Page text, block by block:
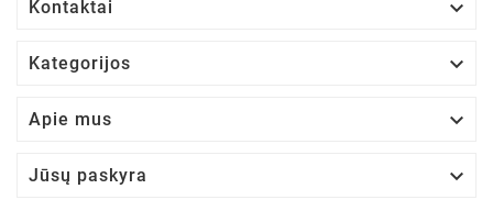
Kontaktai 
Kategorijos 
Apie mus 
Jūsų paskyra 